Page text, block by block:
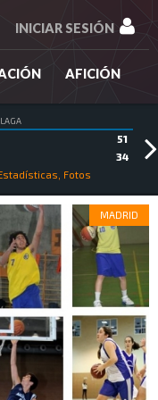
INICIAR SESIÓN
AFICIÓN
51
34
Fotos
MADRID